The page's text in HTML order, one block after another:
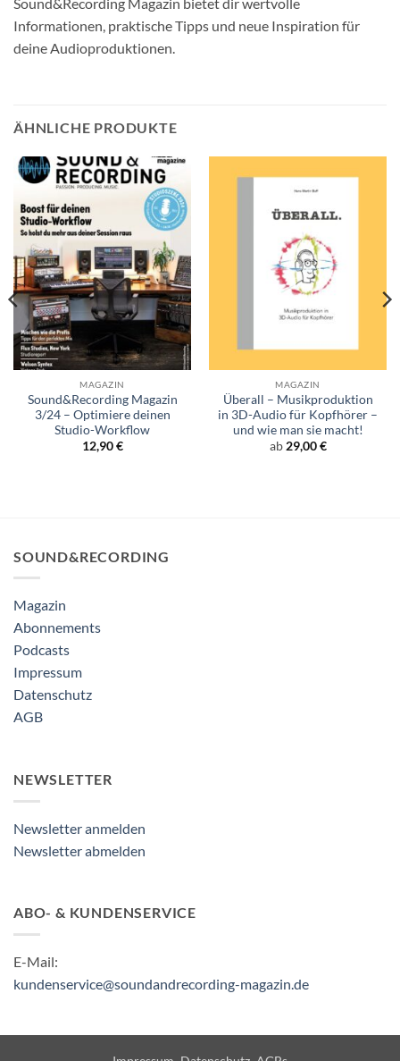
Informationen, praktische Tipps und neue Inspiration für
deine Audioproduktionen.
ÄHNLICHE PRODUKTE
MAGAZIN
Sound&Recording Magazin
3/24 – Optimiere deinen
Studio-Workflow
12,90€
MAGAZIN
Überall – Musikproduktion
in 3D-Audio für Kopfhörer –
und wie man sie macht!
ab 29,00€
SOUND&RECORDING
Magazin
Abonnements
Podcasts
Impressum
Datenschutz
AGB
NEWSLETTER
Newsletter anmelden
Newsletter abmelden
ABO- & KUNDENSERVICE
E-Mail:
kundenservice@soundandrecording-magazin.de